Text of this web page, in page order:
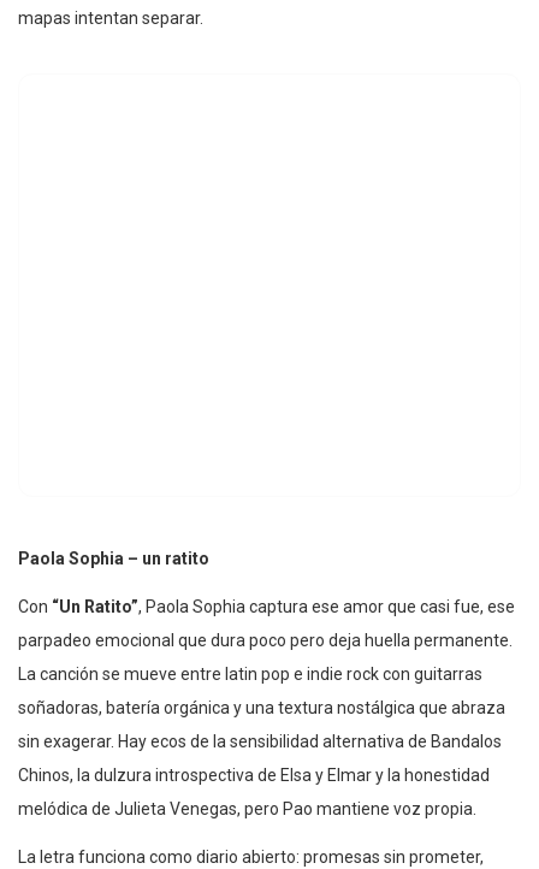
mapas intentan separar.
Paola Sophia – un ratito
Con “Un Ratito”, Paola Sophia captura ese amor que casi fue, ese
parpadeo emocional que dura poco pero deja huella permanente.
La canción se mueve entre latin pop e indie rock con guitarras
soñadoras, batería orgánica y una textura nostálgica que abraza
sin exagerar. Hay ecos de la sensibilidad alternativa de Bandalos
Chinos, la dulzura introspectiva de Elsa y Elmar y la honestidad
melódica de Julieta Venegas, pero Pao mantiene voz propia.
La letra funciona como diario abierto: promesas sin prometer,